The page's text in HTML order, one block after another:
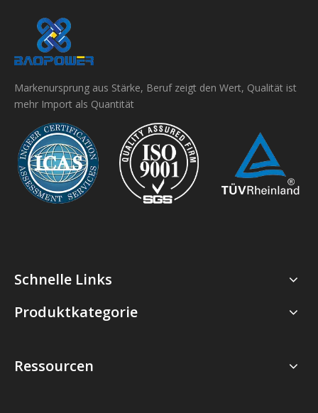
Markenursprung aus Stärke, Beruf zeigt den Wert, Qualität ist
mehr Import als Quantität
Schnelle Links
Produktkategorie
Ressourcen